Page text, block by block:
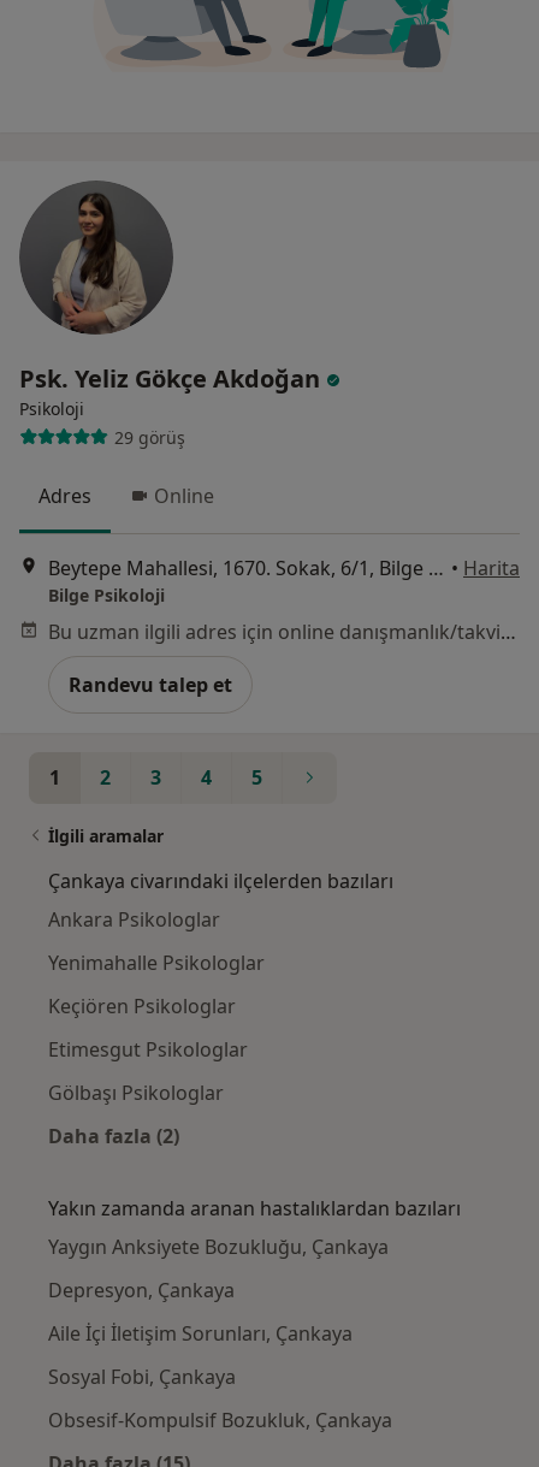
Psk. Yeliz Gökçe Akdoğan
Psikoloji
29 görüş
Adres Online
Beytepe Mahallesi, 1670. Sokak, 6/1, Bilge Psikoloji, Ankara • Harita
Bilge Psikoloji
Bu uzman ilgili adres için online danışmanlık/takvim sunmuyor.
Randevu talep et
1 2 3 4 5
İlgili aramalar
Çankaya civarındaki ilçelerden bazıları
Ankara Psikologlar
Yenimahalle Psikologlar
Keçiören Psikologlar
Etimesgut Psikologlar
Gölbaşı Psikologlar
Daha fazla (2)
Yakın zamanda aranan hastalıklardan bazıları
Yaygın Anksiyete Bozukluğu, Çankaya
Depresyon, Çankaya
Aile İçi İletişim Sorunları, Çankaya
Sosyal Fobi, Çankaya
Obsesif-Kompulsif Bozukluk, Çankaya